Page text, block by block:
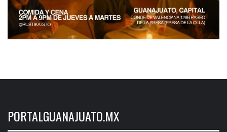
PORTALGUANAJUATO.MX